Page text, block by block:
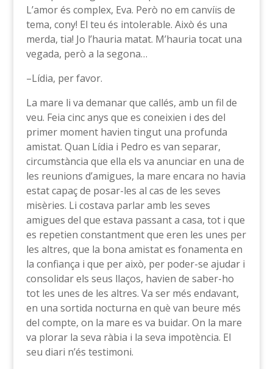
L’amor és complex, Eva. Però no em canviïs de
tema, cony! El teu és intolerable. Això és una
merda, tia! Jo l’hauria matat. M’hauria tocat una
vegada, però a la segona…
–Lídia, per favor.
La mare li va demanar que callés, amb un fil de
veu. Feia cinc anys que es coneixien i des del
primer moment havien tingut una profunda
amistat. Quan Lídia i Pedro es van separar,
circumstància que ella els va anunciar en una de
les reunions d’amigues, la mare encara no havia
estat capaç de posar-les al cas de les seves
misèries. Li costava parlar amb les seves
amigues del que estava passant a casa, tot i que
es repetien constantment que eren les unes per
les altres, que la bona amistat es fonamenta en
la confiança i que per això, per poder-se ajudar i
consolidar els seus llaços, havien de saber-ho
tot les unes de les altres. Va ser més endavant,
en una sortida nocturna en què van beure més
del compte, on la mare es va buidar. On la mare
va plorar la seva ràbia i la seva impotència. El
seu diari n’és testimoni.